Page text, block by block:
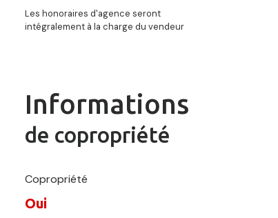
Les honoraires d'agence seront
intégralement à la charge du vendeur
Informations
de copropriété
Copropriété
Oui